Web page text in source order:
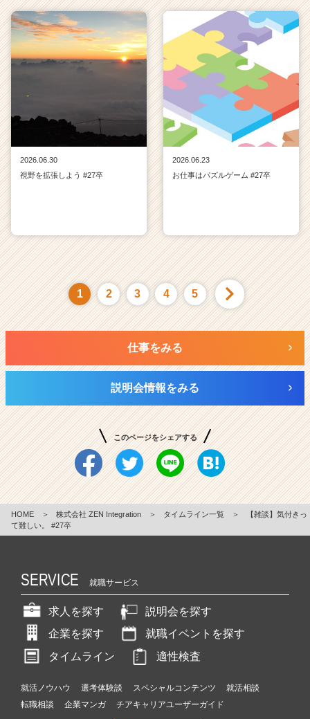
2026.06.30
視野を拡張しよう #27卒
2026.06.23
お仕事はパズルゲーム #27卒
1 2 3 4 5
仕事をみる
説明会情報をみる
このページをシェアする
HOME ＞ 株式会社 ZEN Integration ＞ タイムライン一覧 ＞
【雑談】気付きっ
て難しい。 #27卒
SERVICE 就職サービス
求人を探す
説明会を探す
企業を探す
就職イベントを探す
タイムライン
適性検査
就活ノウハウ 選考体験談 スペシャルコンテンツ
就活相談
転職相談
企業マンガ チアキャリアユーザーガイド